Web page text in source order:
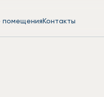
Контакты